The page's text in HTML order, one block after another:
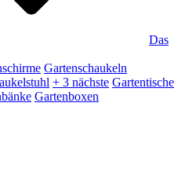
Das
Gartenschaukeln
+ 3 nächste Gartentische
Gartenboxen